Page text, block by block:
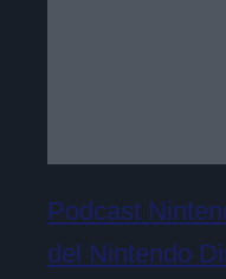
Podcast
del Nintendo